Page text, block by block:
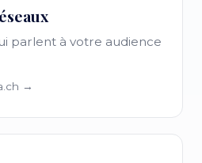
parlent à votre audience
→